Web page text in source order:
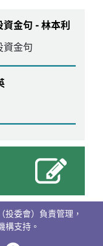
金句 - 林本利
資金句
委會）負責管理，
構支持。